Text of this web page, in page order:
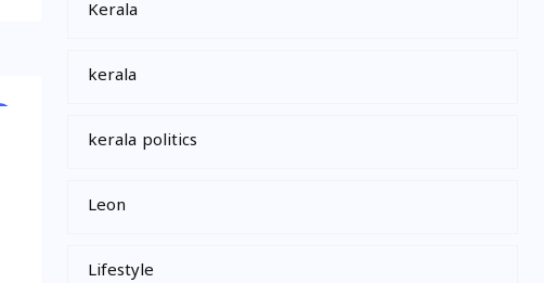
Kerala
kerala
kerala politics
Leon
Lifestyle